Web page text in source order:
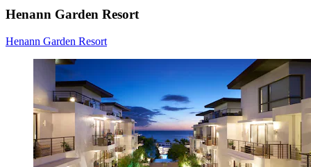
Henann Garden Resort
Henann Garden Resort